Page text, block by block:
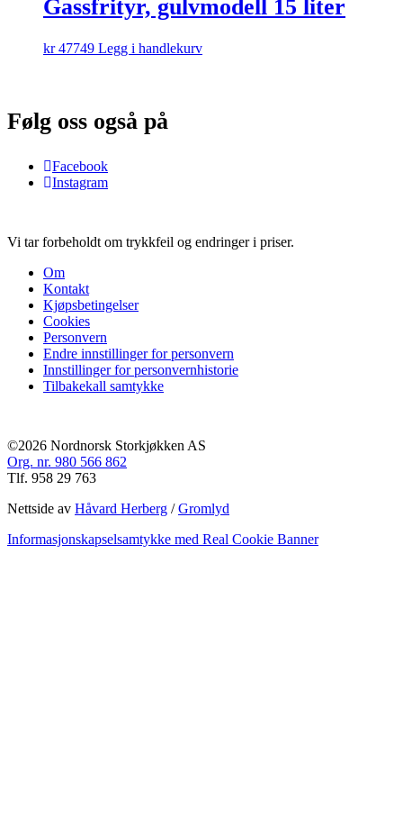
Gassfrityr, gulvmodell 15 liter
kr47749 Legg i handlekurv
Følg oss også på
Facebook
Instagram
Vi tar forbeholdt om trykkfeil og endringer i priser.
Om
Kontakt
Kjøpsbetingelser
Cookies
Personvern
Endre innstillinger for personvern
Innstillinger for personvernhistorie
Tilbakekall samtykke
©2026 Nordnorsk Storkjøkken AS
Org. nr. 980 566 862
Tlf. 958 29 763
Nettside av Håvard Herberg /Gromlyd
Informasjonskapselsamtykke med Real Cookie Banner